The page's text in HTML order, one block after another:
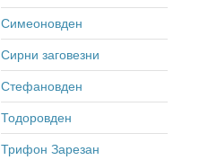
Симеоновден
Сирни заговезни
Стефановден
Тодоровден
Трифон Зарезан